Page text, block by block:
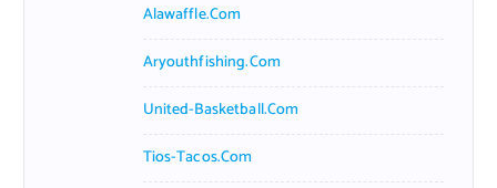
Alawaffle.com
Aryouthfishing.com
United-Basketball.com
Tios-Tacos.com